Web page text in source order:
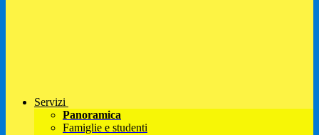
Servizi
Panoramica
Famiglie e studenti